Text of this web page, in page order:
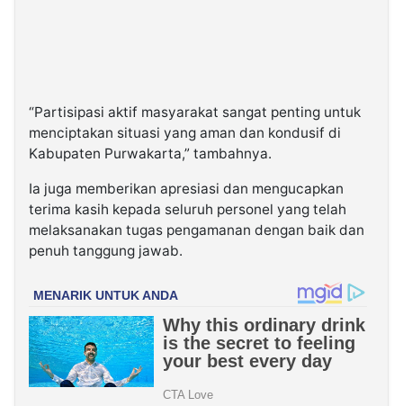
“Partisipasi aktif masyarakat sangat penting untuk
menciptakan situasi yang aman dan kondusif di
Kabupaten Purwakarta,” tambahnya.
Ia juga memberikan apresiasi dan mengucapkan
terima kasih kepada seluruh personel yang telah
melaksanakan tugas pengamanan dengan baik dan
penuh tanggung jawab.